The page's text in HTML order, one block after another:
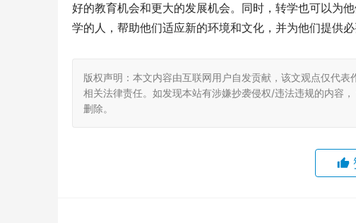
好的教育机会和更大的发展机会。同时，转学也可以为
学的人，帮助他们适应新的环境和文化，并为他们提供必
版权声明：本文内容由互联网用户自发贡献，该文观点仅代
相关法律责任。如发现本站有涉嫌抄袭侵权/违法违规的内容
删除。